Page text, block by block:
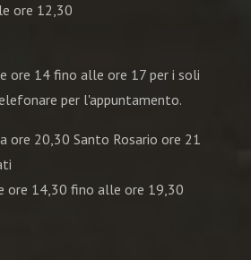
ore 12,30
ore 14 fino alle ore 17 per i soli
per l'appuntamento.
ore 20,30 Santo Rosario ore 21
ore 14,30 fino alle ore 19,30